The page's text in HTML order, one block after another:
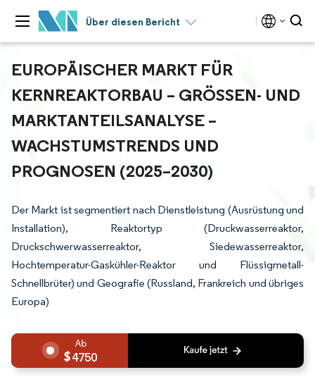
Über diesen Bericht
EUROPÄISCHER MARKT FÜR
KERNREAKTORBAU – GRÖSSEN- UND M
ARKTANTEILSANALYSE – W
ACHSTUMSTRENDS UND P
ROGNOSEN (2025–2030)
Der Markt ist segmentiert nach Dienstleistung (Ausrüstung und
Installation), Reaktortyp (Druckwasserreaktor,
Druckschwerwasserreaktor, Siedewasserreaktor,
Hochtemperatur-Gaskühler-Reaktor und Flüssigmetall-
Schnellbrüter) und Geografie (Russland, Frankreich und übriges
Europa)
4750